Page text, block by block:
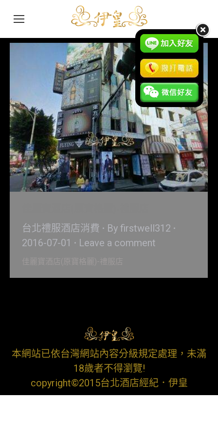
台北禮服酒店消費 By firstwell312
2016-07-01
Leave a comment
佳麗寶酒店(原寶格麗)-禮服店
本網站已依台灣網站內容分級規定處理，未滿
18歲者不得瀏覽!
copyright©2015台北酒店經紀．伊皇